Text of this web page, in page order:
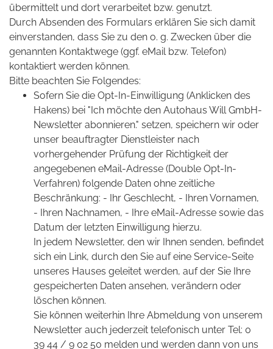
übermittelt und dort verarbeitet bzw. genutzt.
Durch Absenden des Formulars erklären Sie sich damit
einverstanden, dass Sie zu den o. g. Zwecken über die
genannten Kontaktwege (ggf. eMail bzw. Telefon)
kontaktiert werden können.
Bitte beachten Sie Folgendes:
Sofern Sie die Opt-In-Einwilligung (Anklicken des
Hakens) bei "Ich möchte den Autohaus Will GmbH-
Newsletter abonnieren." setzen, speichern wir oder
unser beauftragter Dienstleister nach
vorhergehender Prüfung der Richtigkeit der
angegebenen eMail-Adresse (Double Opt-In-
Verfahren) folgende Daten ohne zeitliche
Beschränkung: - Ihr Geschlecht, - Ihren Vornamen,
- Ihren Nachnamen, - Ihre eMail-Adresse sowie das
Datum der letzten Einwilligung hierzu.
In jedem Newsletter, den wir Ihnen senden, befindet
sich ein Link, durch den Sie auf eine Service-Seite
unseres Hauses geleitet werden, auf der Sie Ihre
gespeicherten Daten ansehen, verändern oder
löschen können.
Sie können weiterhin Ihre Abmeldung von unserem
Newsletter auch jederzeit telefonisch unter Tel: 0
39 44 / 9 02 50 melden und werden dann von uns